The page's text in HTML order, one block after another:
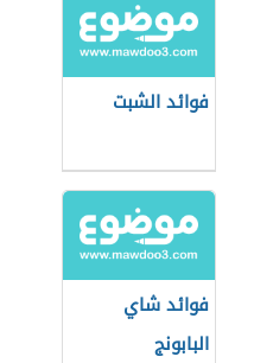
فوائد الشبت
فوائد شاي
البابونج